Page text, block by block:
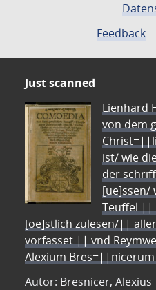
Feedback
Just scanned
Lienhard
von dem
ist/ wie
der
[ue]ssen/
Teuffel ||
[oe]stlich zulesen/||
vorfasset || vnd
Alexium
Autor: Bresnicer, Alexius